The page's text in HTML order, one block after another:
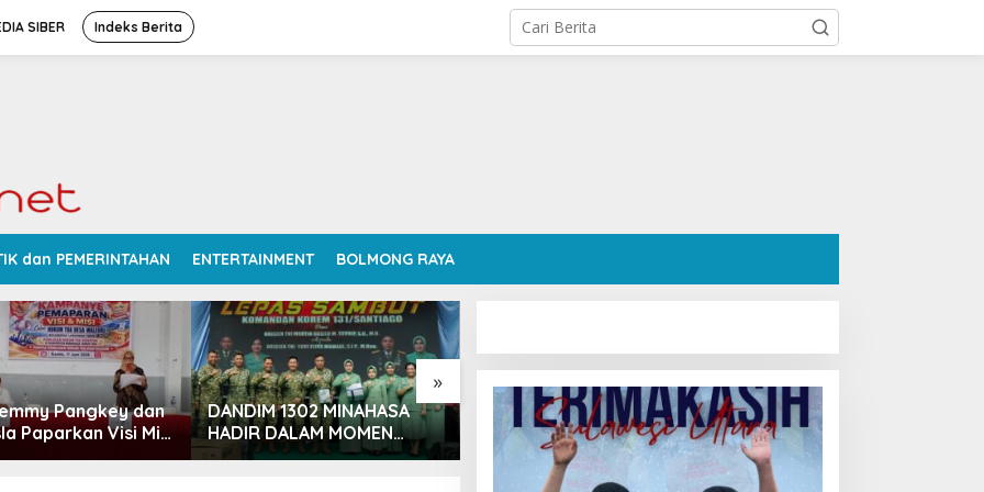
SIBER Indeks Berita
dan PEMERINTAHAN ENTERTAINMENT BOLMONG RAYA
»
Pangkey dan
Paparkan Visi Misi
DANDIM 1302 MINAHASA
HADIR DALAM MOMEN
BERSEJARAH PERGANTIAN
Sosok Hanafi Saleh SH:
Pengacara Dermawan
Desa Wori yang Cetak
Rekor Menang 3 Perkara
Ratusan Pendukung Padati
Kediaman Cristy Toar
Nomor Urut 1, Berikan
Dukungan Penuh Kepada